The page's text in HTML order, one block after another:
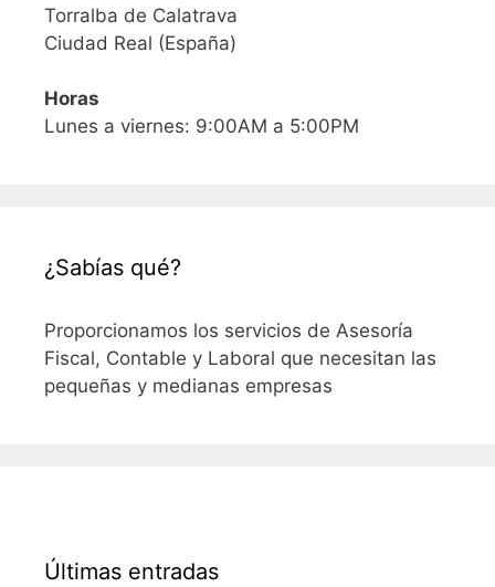
Torralba de Calatrava
Ciudad Real (España)
Horas
Lunes a viernes: 9:00AM a 5:00PM
¿Sabías qué?
Proporcionamos los servicios de Asesoría
Fiscal, Contable y Laboral que necesitan las
pequeñas y medianas empresas
Últimas entradas